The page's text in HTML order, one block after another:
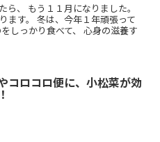
、 もう１１月になりました。
ます。 冬は、今年１年頑張って
しっかり食べて、 心身の滋養す
コロコロ便に、小松菜が効